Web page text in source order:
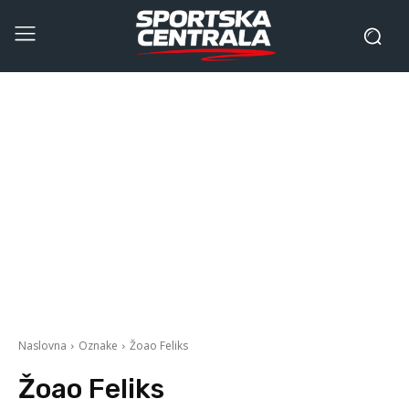
Naslovna Oznake Žoao Feliks
Žoao Feliks